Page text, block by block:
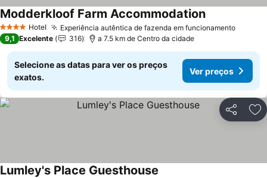
4 EstrelasHotel Experiência autêntica de fazenda em funcionamentoVer
Modderkloof Farm AccommodationVer preços
9,1 Excelente 316 a 7.5 km de Centro da cidade
Selecione as datas para ver os preços
exatos.
Ver preços
Partilhar
Lumley's Place Guesthouse